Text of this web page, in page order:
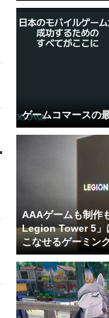
ゲームコマースの
AAAゲームも制作
Legion Tower 5」
こなせるゲーミン